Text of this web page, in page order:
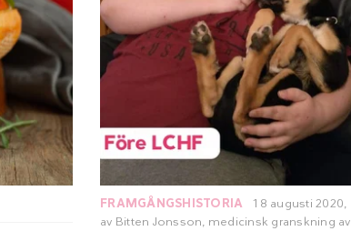
FRAMGÅNGSHISTORIA
18 augusti 2020,
av Bitten Jonsson, medicinsk granskning av